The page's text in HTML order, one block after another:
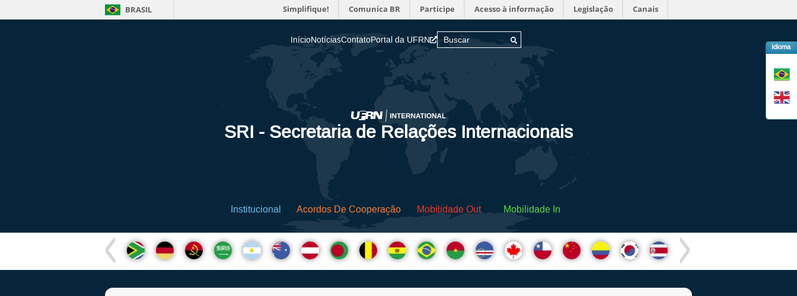
BRASIL Simplifique! Comunica BR Participe Acesso à informação Legislação Canais
Idioma
InícioNotíciasContatoPortal da UFRN
SRI - Secretaria de Relações Internacionais
Institucional Acordos De Cooperação Mobilidade Out Mobilidade In